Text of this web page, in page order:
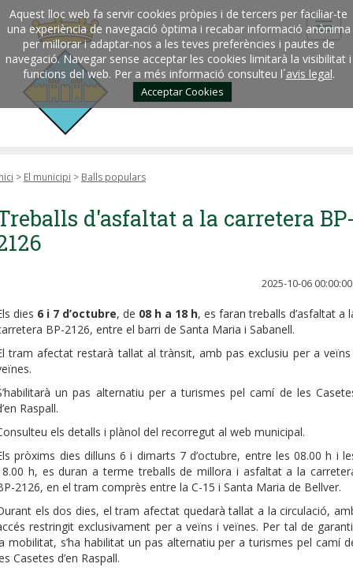
Aquest lloc web fa servir cookies pròpies i de tercers per faciliar-te
una experiència de navegació òptima i recabar informació anònima
per millorar i adaptar-nos a les teves preferències i pautes de
navegació. Navegar sense acceptar les cookies limitarà la visibilitat i
funcions del web. Per a més informació consulteu l´avis legal.
Acceptar Cookies
> El municipi > Balls populars
d'asfaltat a la carretera
2025-10-06 00:00:00
dies 6 i 7 d’octubre, de 08 h a 18 h, es faran treballs d’asfaltat a
BP-2126, entre el barri de Santa Maria i Sabanell.
tram afectat restarà tallat al trànsit, amb pas exclusiu per a
un pas alternatiu per a turismes pel camí de les
Raspall.
els detalls i plànol del recorregut al web municipal.
pròxims dies dilluns 6 i dimarts 7 d’octubre, entre les 08.00 h i
h, es duran a terme treballs de millora i asfaltat a la
2126, en el tram comprès entre la C-15 i Santa Maria de Bellver.
els dos dies, el tram afectat quedarà tallat a la circulació,
restringit exclusivament per a veïns i veïnes. Per tal de
mobilitat, s’ha habilitat un pas alternatiu per a turismes pel camí
Casetes d’en Raspall.